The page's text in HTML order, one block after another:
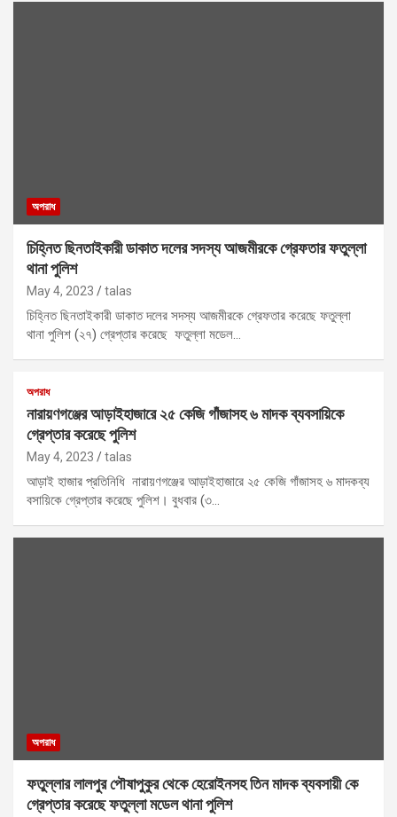
অপরাধ
চিহ্নিত ছিনতাইকারী ডাকাত দলের সদস্য আজমীরকে গ্রেফতার ফতুল্লা
থানা পুলিশ
May 4, 2023 talas
চিহ্নিত ছিনতাইকারী ডাকাত দলের সদস্য আজমীরকে গ্রেফতার করেছে ফতুল্লা
থানা পুলিশ (২৭) গ্রেপ্তার করেছে ফতুল্লা মডেল…
অপরাধ
নারায়ণগঞ্জের আড়াইহাজারে ২৫ কেজি গাঁজাসহ ৬ মাদক ব্যবসায়িকে
গ্রেপ্তার করেছে পুলিশ
May 4, 2023 talas
আড়াই হাজার প্রতিনিধি নারায়ণগঞ্জের আড়াইহাজারে ২৫ কেজি গাঁজাসহ ৬ মাদকব্য
বসায়িকে গ্রেপ্তার করেছে পুলিশ। বুধবার (৩…
অপরাধ
ফতুল্লার লালপুর পৌষাপুকুর থেকে হেরোইনসহ তিন মাদক ব্যবসায়ী কে
গ্রেপ্তার করেছে ফতুল্লা মডেল থানা পুলিশ